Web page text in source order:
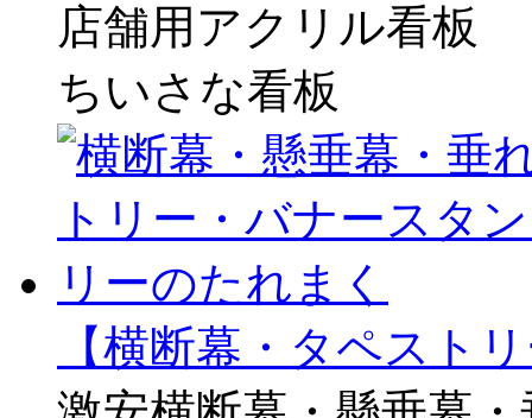
店舗用アクリル看板
ちいさな看板
【横断幕・タペスト